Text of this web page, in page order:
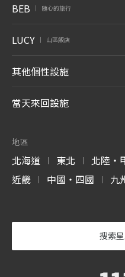
BEB 随心的旅行
LUCY 山區飯店
其他個性設施
當天來回設施
地區
北海道 | 東北 | 北陸・
近畿 | 中國・四國 | 九
搜索